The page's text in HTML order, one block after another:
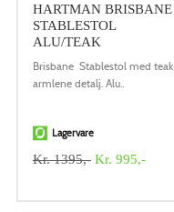
HARTMAN BRISBANE
STABLESTOL
ALU/TEAK
Brisbane Stablestol med teak
armlene detalj. Alu..
Lagervare
Kr. 1395,-Kr. 995,-